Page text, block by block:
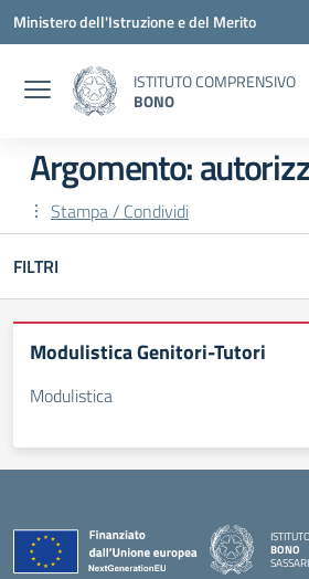
Vai ai contenuti
Vai al menu di navigazione
Vai al footer
Ministero dell'Istruzione e del Merito
ISTITUTO COMPRENSIVO
BONO
Argomento:
Stampa / Condividi
FILTRI
Modulistica Genitori-Tutori
Modulistica
BONO
SASSARI